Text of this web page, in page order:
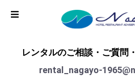
レンタルのご相談・ご質問
rental_nagayo-